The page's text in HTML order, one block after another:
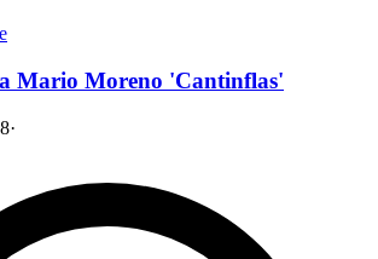
a Mario Moreno 'Cantinflas'
·